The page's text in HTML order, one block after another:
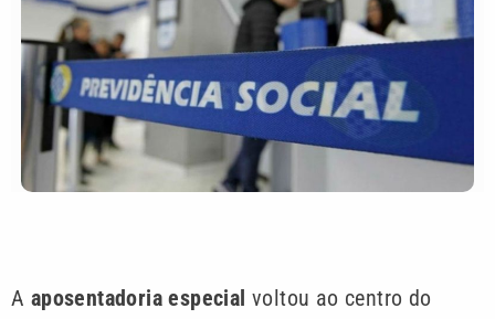
A aposentadoria especial voltou ao centro do